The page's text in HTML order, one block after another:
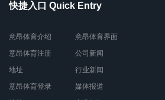
快捷入口 Quick Entry
意昂体育介绍
意昂体育注册
地址
意昂体育登录
意昂体育界面
公司新闻
行业新闻
媒体报道